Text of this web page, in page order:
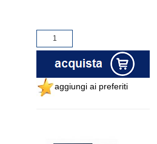
aggiungi ai preferiti